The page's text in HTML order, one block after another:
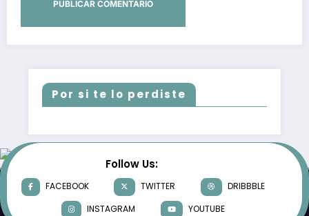
Por si te lo perdiste
Follow Us:
FACEBOOK TWITTER
DRIBBBLE
INSTAGRAM
YOUTUBE